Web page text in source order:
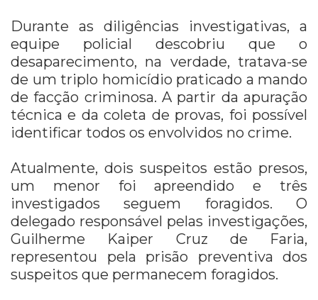
Durante as diligências investigativas, a
equipe policial descobriu que o
desaparecimento, na verdade, tratava-se
de um triplo homicídio praticado a mando
de facção criminosa. A partir da apuração
técnica e da coleta de provas, foi possível
identificar todos os envolvidos no crime.
Atualmente, dois suspeitos estão presos,
um menor foi apreendido e três
investigados seguem foragidos. O
delegado responsável pelas investigações,
Guilherme Kaiper Cruz de Faria,
representou pela prisão preventiva dos
suspeitos que permanecem foragidos.